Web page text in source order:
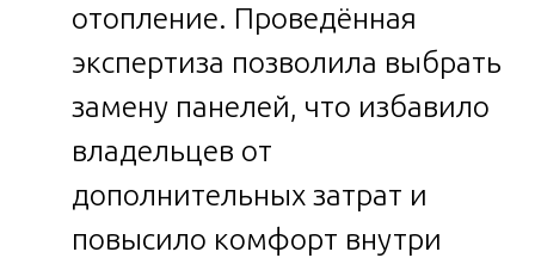
отопление. Проведённая
экспертиза позволила выбрать
замену панелей, что избавило
владельцев от
дополнительных затрат и
повысило комфорт внутри